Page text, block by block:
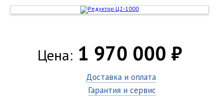
Цена: 1 970 000 ₽
Доставка и оплата
Гарантия и сервис